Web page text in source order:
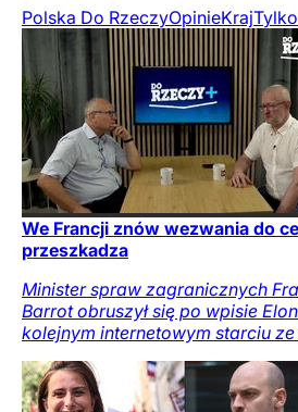
Polska Do RzeczyOpinieKraj
We Francji znów wezwania do
przeszkadza
Minister spraw zagranicznych
Barrot obruszył się po wpisie
kolejnym internetowym starciu